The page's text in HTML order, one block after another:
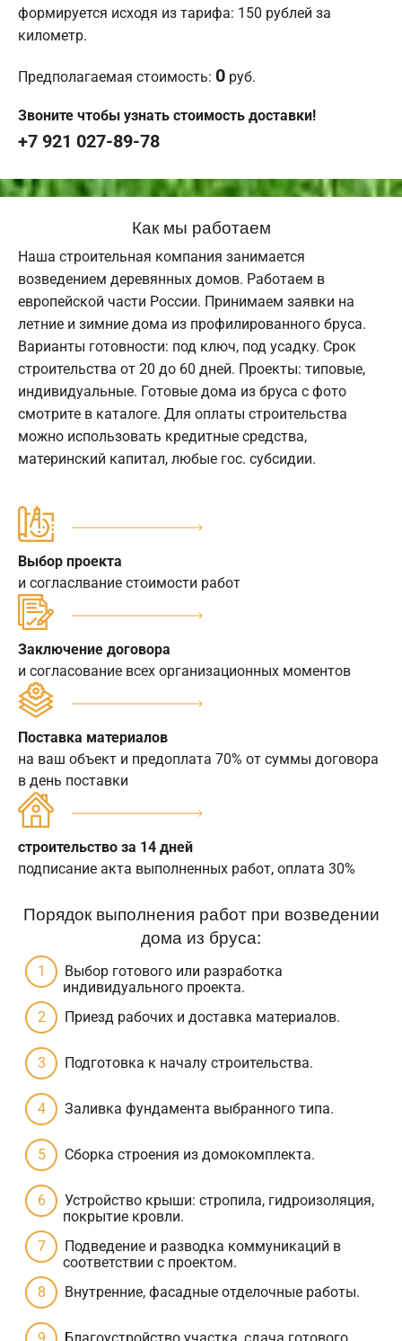
формируется исходя из тарифа: 150 рублей за
километр.
Предполагаемая стоимость: 0 руб.
Звоните чтобы узнать стоимость доставки!
+7 921 027-89-78
Как мы работаем
Наша строительная компания занимается
возведением деревянных домов. Работаем в
европейской части России. Принимаем заявки на
летние и зимние дома из профилированного бруса.
Варианты готовности: под ключ, под усадку. Срок
строительства от 20 до 60 дней. Проекты: типовые,
индивидуальные. Готовые дома из бруса с фото
смотрите в каталоге. Для оплаты строительства
можно использовать кредитные средства,
материнский капитал, любые гос. субсидии.
Выбор проекта
и согласлвание стоимости работ
Заключение договора
и согласование всех организационных моментов
Поставка материалов
на ваш объект и предоплата 70% от суммы договора
в день поставки
строительство за 14 дней
подписание акта выполненных работ, оплата 30%
Порядок выполнения работ при возведении
дома из бруса:
Выбор готового или разработка
индивидуального проекта.
Приезд рабочих и доставка материалов.
Подготовка к началу строительства.
Заливка фундамента выбранного типа.
Сборка строения из домокомплекта.
Устройство крыши: стропила, гидроизоляция,
покрытие кровли.
Подведение и разводка коммуникаций в
соответствии с проектом.
Внутренние, фасадные отделочные работы.